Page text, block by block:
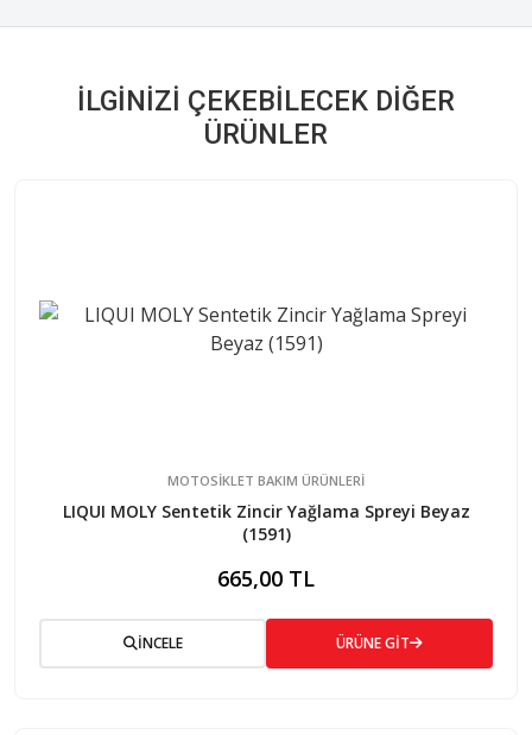
İLGINIZI ÇEKEBILECEK DIĞER
ÜRÜNLER
MOTOSİKLET BAKIM ÜRÜNLERİ
LIQUI MOLY Sentetik Zincir Yağlama Spreyi Beyaz
(1591)
665,00 TL
İNCELE ÜRÜNE GİT